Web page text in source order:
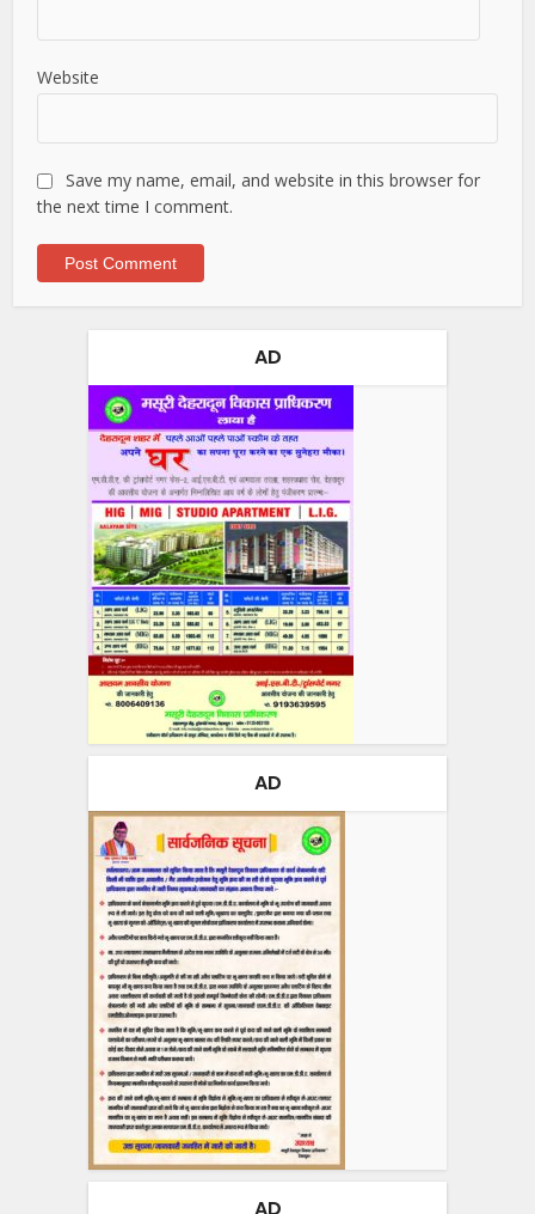
Website
Save my name, email, and website in this browser for
the next time I comment.
AD
AD
AD